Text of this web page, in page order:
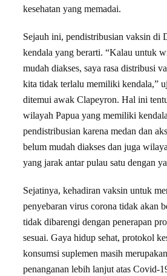
kesehatan yang memadai.
Sejauh ini, pendistribusian vaksin di
kendala yang berarti. “Kalau untuk
mudah diakses, saya rasa distribusi
kita tidak terlalu memiliki kendala,”
ditemui awak Clapeyron. Hal ini
wilayah Papua yang memiliki
pendistribusian karena medan dan
belum mudah diakses dan juga
yang jarak antar pulau satu dengan
Sejatinya, kehadiran vaksin untuk
penyebaran virus corona tidak akan
tidak dibarengi dengan penerapan
sesuai. Gaya hidup sehat, protokol
konsumsi suplemen masih
penanganan lebih lanjut atas Covid-